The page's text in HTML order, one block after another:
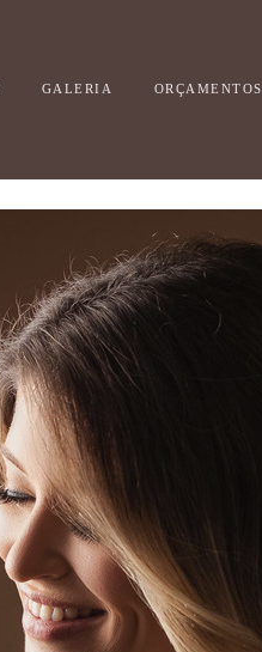
GALERIA ORÇAMENTOS